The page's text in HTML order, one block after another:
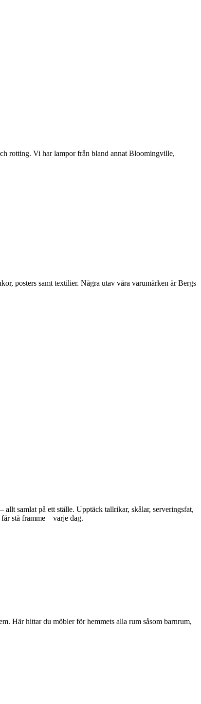
rotting. Vi har lampor från bland annat Bloomingville,
posters samt textilier. Några utav våra varumärken är Bergs
samlat på ett ställe. Upptäck tallrikar, skålar, serveringsfat,
stå framme – varje dag.
Här hittar du möbler för hemmets alla rum såsom barnrum,